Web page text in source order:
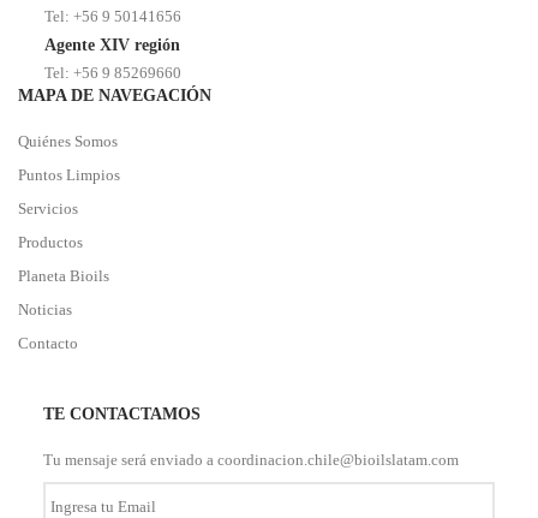
Tel: +56 9 50141656
Agente XIV región
Tel: +56 9 85269660
MAPA DE NAVEGACIÓN
Quiénes Somos
Puntos Limpios
Servicios
Productos
Planeta Bioils
Noticias
Contacto
TE CONTACTAMOS
Tu mensaje será enviado a coordinacion.chile@bioilslatam.com
Ingresa